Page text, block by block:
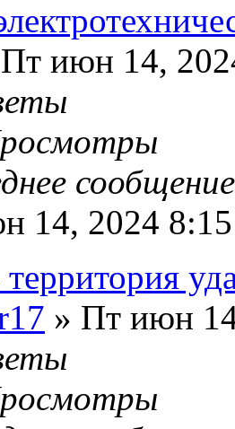
июн 14,
14, 2024
территория
» Пт июн